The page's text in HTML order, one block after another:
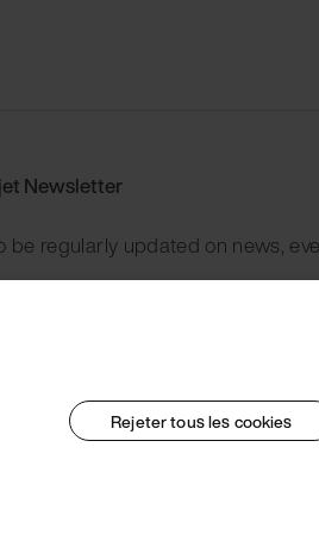
Newsletter
be regularly updated on news,
Rejeter tous les cookies